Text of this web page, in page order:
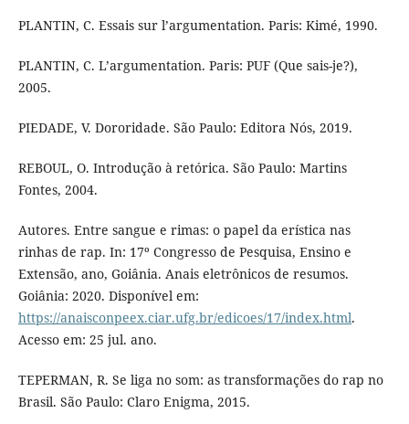
PLANTIN, C. Essais sur l’argumentation. Paris: Kimé, 1990.
PLANTIN, C. L’argumentation. Paris: PUF (Que sais-je?),
2005.
PIEDADE, V. Dororidade. São Paulo: Editora Nós, 2019.
REBOUL, O. Introdução à retórica. São Paulo: Martins
Fontes, 2004.
Autores. Entre sangue e rimas: o papel da erística nas
rinhas de rap. In: 17º Congresso de Pesquisa, Ensino e
Extensão, ano, Goiânia. Anais eletrônicos de resumos.
Goiânia: 2020. Disponível em:
https://anaisconpeex.ciar.ufg.br/edicoes/17/index.html.
Acesso em: 25 jul. ano.
TEPERMAN, R. Se liga no som: as transformações do rap no
Brasil. São Paulo: Claro Enigma, 2015.